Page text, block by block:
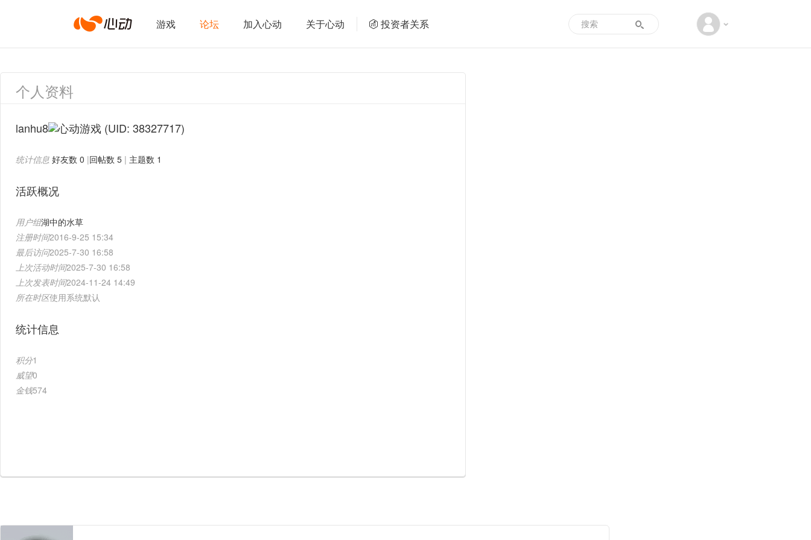
心
动
络
游戏 论坛 加入心动 关于心动 投资者关系
个人资料
lanhu8 (UID: 38327717)
统计信息 好友数 0 |回帖数 5 | 主题数 1
活跃概况
用户组湖中的水草
注册时间2016-9-25 15:34
最后访问2025-7-30 16:58
上次活动时间2025-7-30 16:58
上次发表时间2024-11-24 14:49
所在时区使用系统默认
统计信息
积分1
威望0
金钱574